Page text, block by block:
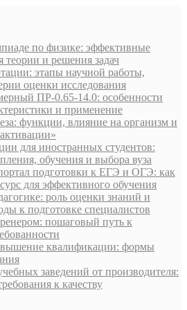
по физике: эффективные
теории и решения задач
этапы научной работы,
оценки исследования
ПР-0.65-14.0: особенности
и применение
функции, влияние на организм и
для иностранных студентов:
обучения и выбора вуза
подготовки к ЕГЭ и ОГЭ: как
для эффективного обучения
роль оценки знаний и
к подготовке специалистов
пошаговый путь к
квалификации: формы
заведений от производителя:
к качеству